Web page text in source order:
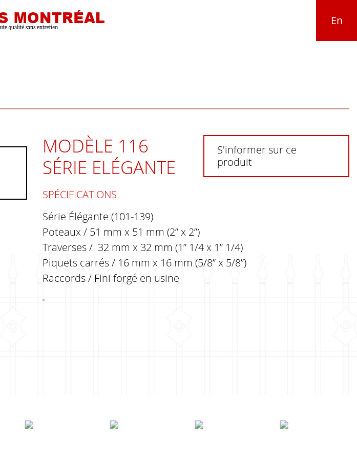
En
MODÈLE 116
SÉRIE ELÉGANTE
S'informer sur ce
produit
SPÉCIFICATIONS
Série Élégante (101-139)
Poteaux / 51 mm x 51 mm (2” x 2”)
Traverses / 32 mm x 32 mm (1” 1/4 x 1” 1/4)
Piquets carrés / 16 mm x 16 mm (5/8” x 5/8”)
Raccords / Fini forgé en usine